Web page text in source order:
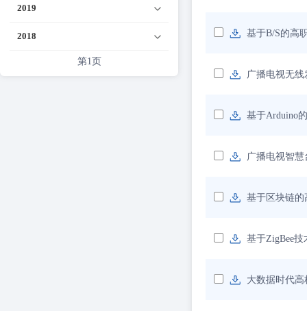
2019
2018
第1页
基于B/S的高
广播电视无
基于Arduino
广播电视智
基于区块链
基于ZigBee
大数据时代